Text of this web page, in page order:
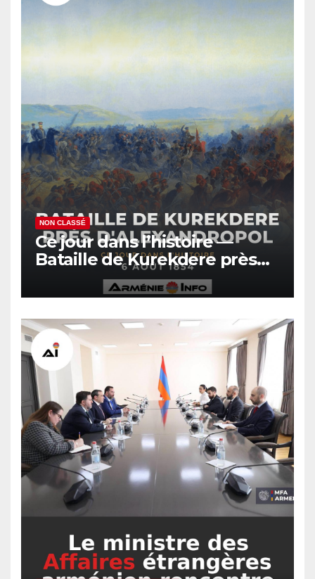
NON CLASSÉ
Ce jour dans l’histoire —
Bataille de Kurekdere près
d’Alexandropol